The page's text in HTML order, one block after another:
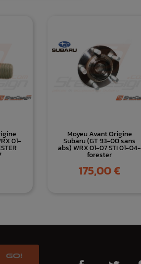
01-
Moyeu Avant Origine
Subaru (GT 93-00 sans
abs) WRX 01-07 STI 01-04-
forester
Prix
175,00 €
GO!